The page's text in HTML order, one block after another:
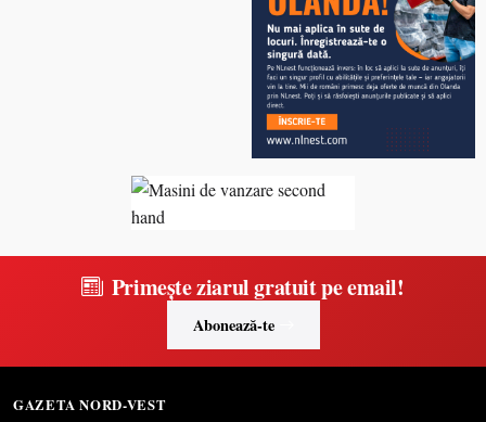
Primește ziarul gratuit pe email!
Abonează-te
GAZETA NORD-VEST